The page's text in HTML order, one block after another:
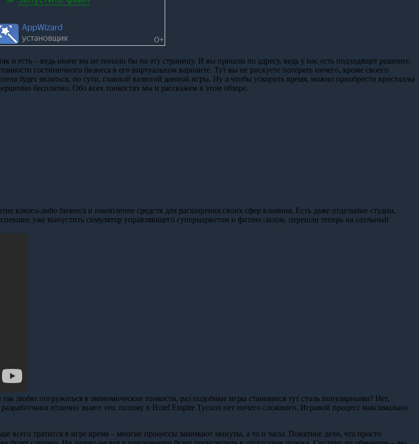
и есть – ведь иначе вы не попали бы на эту страницу. И вы пришли по адресу, ведь у нас есть подходящее решение.
гостиничного бизнеса в его виртуальном варианте. Тут вы не рискуете потерять ничего, кроме своего
будет являться, по сути, главной валютой данной игры. Ну а чтобы ускорить время, можно приобрести кристаллы
бесплатно. Обо всех тонкостях мы и расскажем в этом обзоре.
какого-либо бизнеса и накопление средств для расширения своих сфер влияния. Есть даже отдельные студии,
уже выпустить симулятор управляющего супермаркетом и фитнес-залом, перешли теперь на отельный
любят погружаться в экономические тонкости, раз подобные игры становятся тут столь популярными? Нет,
отлично знают это, потому в Hotel Empire Tycoon нет ничего сложного. Игровой процесс максимально
всего тратится в игре время – многие процессы занимают минуты, а то и часы. Понятное дело, что просто